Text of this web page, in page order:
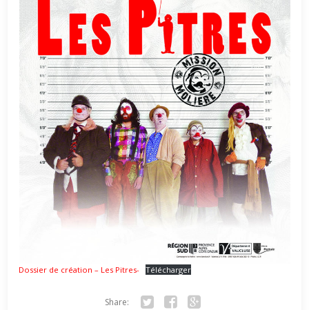
Dossier de création – Les Pitres- Télécharger
Share: